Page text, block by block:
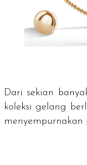
Dari sekian
koleksi gelang